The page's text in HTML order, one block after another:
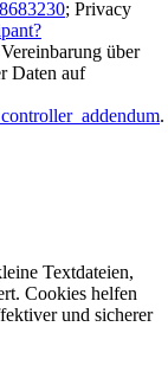
; Privacy
über
Daten auf
.
Textdateien,
Cookies helfen
und sicherer